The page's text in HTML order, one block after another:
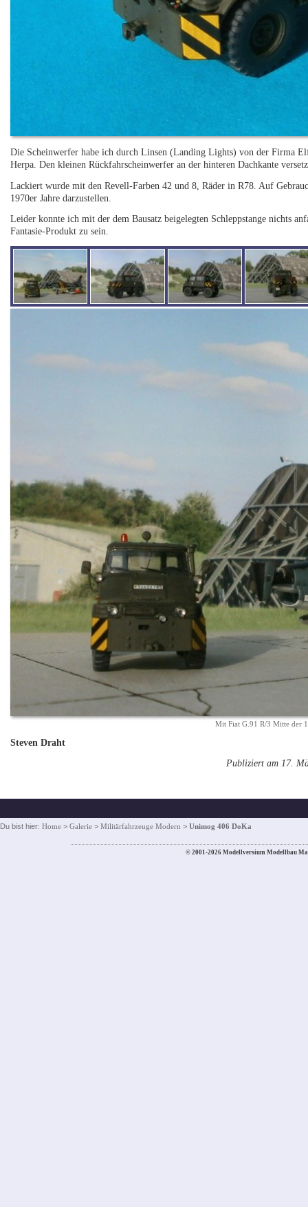
Die Scheinwerfer habe ich durch Linsen (Landing Lights) von der Firma
Herpa. Den kleinen Rückfahrscheinwerfer an der hinteren Dachkante
Lackiert wurde mit den Revell-Farben 42 und 8, Räder in R78. Auf
1970er Jahre darzustellen.
Leider konnte ich mit der dem Bausatz beigelegten Schleppstange nichts
Fantasie-Produkt zu sein.
Mit Fiat G.91 R/3 Mitte der
Steven Draht
Publiziert am 17.
Du bist hier: Home > Galerie > Militärfahrzeuge Modern > Unimog 406 DoKa
© 2001-2026 Modellversium Modellbau